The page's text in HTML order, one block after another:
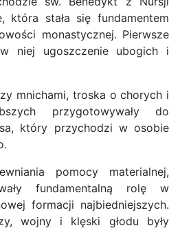
która stała się fundamentem
monastycznej. Pierwsze
niej ugoszczenie ubogich i
mnichami, troska o chorych i
przygotowywały do
który przychodzi w osobie
pomocy materialnej,
fundamentalną rolę w
formacji najbiedniejszych.
wojny i klęski głodu były